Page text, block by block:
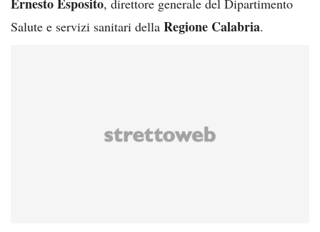
, direttore generale del Dipartimento
Salute e servizi sanitari della Regione Calabria.